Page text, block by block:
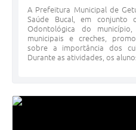
A Prefeitura Municipal de
Saúde Bucal, em conjunto
Odontológica do
municipais e creches,
sobre a importância dos
Durante as atividades, os